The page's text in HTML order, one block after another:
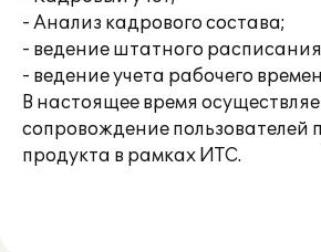
- Анализ кадрового состава;
- ведение штатного
- ведение учета рабочего
В настоящее время
сопровождение пользователей
продукта в рамках ИТС.